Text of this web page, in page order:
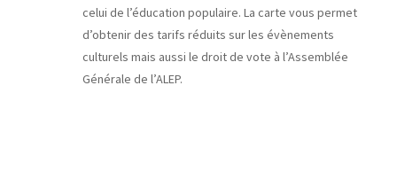
celui de l’éducation populaire. La carte vous permet
d’obtenir des tarifs réduits sur les évènements
culturels mais aussi le droit de vote à l’Assemblée
Générale de l’ALEP.